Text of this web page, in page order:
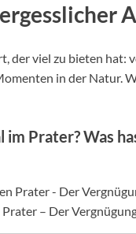
der viel zu bieten hat:
in der Natur.
im Prater? Was
– Der